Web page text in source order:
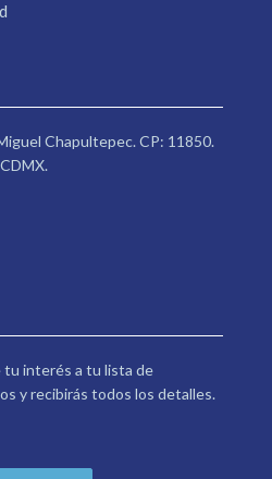
Chapultepec. CP: 11850.
interés a tu lista de
y recibirás todos los detalles.